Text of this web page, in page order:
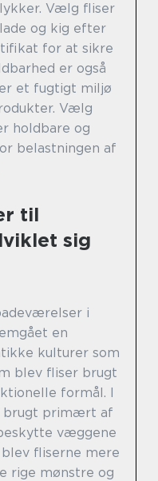
Vælg fliser
og kig efter
for at sikre
er også
et fugtigt miljø
Vælg
holdbare og
belastningen af
til
sig
i
en
kulturer som
blev fliser brugt
formål. I
brugt primært af
væggene
fliserne mere
rige mønstre og